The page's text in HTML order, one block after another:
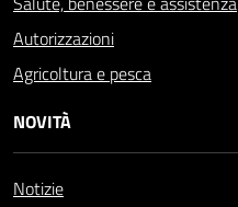
Autorizzazioni
Agricoltura e pesca
NOVITÀ
Notizie